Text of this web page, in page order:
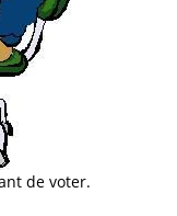
de voter.